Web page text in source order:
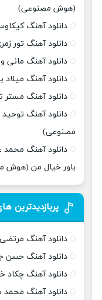
(هوش مصنوعی)
دانلود آهنگ
دانلود آهنگ تور
دانلود آهنگ
دانلود آهنگ میلاد
دانلود آهنگ مستر
دانلود آهنگ
مصنوعی)
دانلود آهنگ محمد
باور خیال من (هوش
پربازدیدترین
دانلود آهنگ مرتضی
دانلود آهنگ حسن
دانلود آهنگ چکاد
دانلود آهنگ محمد